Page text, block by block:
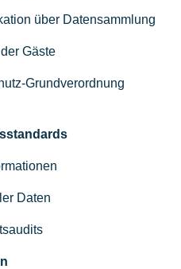
über Datensammlung
Gäste
Grundverordnung
Daten